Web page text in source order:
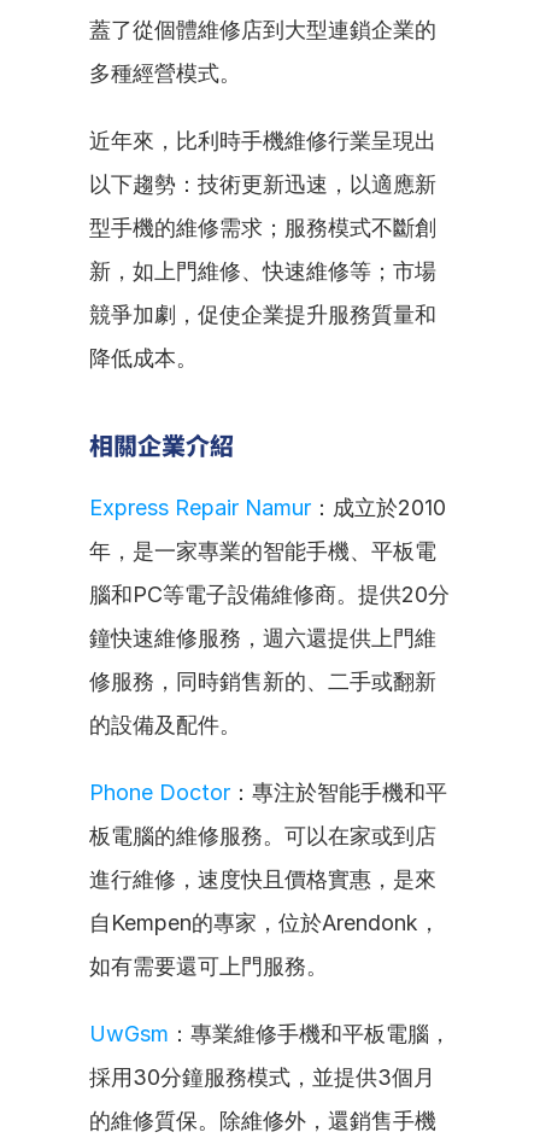
蓋了從個體維修店到大型連鎖企業的
多種經營模式。
近年來，比利時手機維修行業呈現出
以下趨勢：技術更新迅速，以適應新
型手機的維修需求；服務模式不斷創
新，如上門維修、快速維修等；市場
競爭加劇，促使企業提升服務質量和
降低成本。
相關企業介紹
Express Repair Namur ：成立於2010
年，是一家專業的智能手機、平板電
腦和PC等電子設備維修商。提供20分
鐘快速維修服務，週六還提供上門維
修服務，同時銷售新的、二手或翻新
的設備及配件。
Phone Doctor ：專注於智能手機和平
板電腦的維修服務。可以在家或到店
進行維修，速度快且價格實惠，是來
自Kempen的專家，位於Arendonk，
如有需要還可上門服務。
UwGsm ：專業維修手機和平板電腦，
採用30分鐘服務模式，並提供3個月
的維修質保。除維修外，還銷售手機